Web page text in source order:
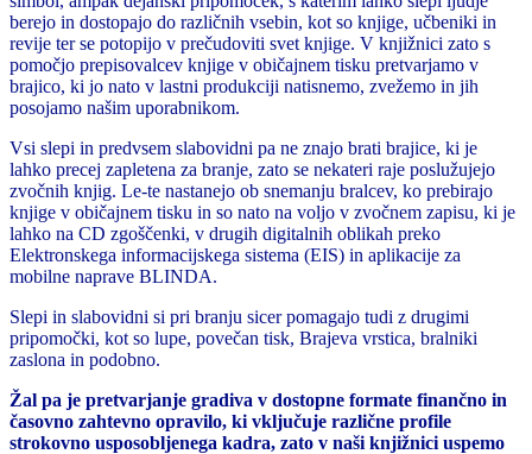
berejo in dostopajo do različnih vsebin, kot so knjige, učbeniki in
revije ter se potopijo v prečudoviti svet knjige. V knjižnici zato s
pomočjo prepisovalcev knjige v običajnem tisku pretvarjamo v
brajico, ki jo nato v lastni produkciji natisnemo, zvežemo in jih
posojamo našim uporabnikom.
Vsi slepi in predvsem slabovidni pa ne znajo brati brajice, ki je
lahko precej zapletena za branje, zato se nekateri raje poslužujejo
zvočnih knjig. Le-te nastanejo ob snemanju bralcev, ko prebirajo
knjige v običajnem tisku in so nato na voljo v zvočnem zapisu, ki je
lahko na CD zgoščenki, v drugih digitalnih oblikah preko
Elektronskega informacijskega sistema (EIS) in aplikacije za
mobilne naprave BLINDA.
Slepi in slabovidni si pri branju sicer pomagajo tudi z drugimi
pripomočki, kot so lupe, povečan tisk, Brajeva vrstica, bralniki
zaslona in podobno.
Žal pa je pretvarjanje gradiva v dostopne formate finančno in
časovno zahtevno opravilo, ki vključuje različne profile
strokovno usposobljenega kadra, zato v naši knjižnici uspemo